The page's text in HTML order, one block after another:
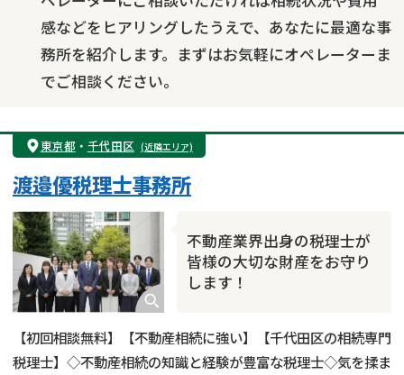
感などをヒアリングしたうえで、あなたに最適な事
務所を紹介します。まずはお気軽にオペレーターま
でご相談ください。
東京都 ・ 千代田区 (近隣エリア)
不動産業界出身の税理士が
皆様の大切な財産をお守り
します！
渡邉優税理士事務所
【初回相談無料】【不動産相続に強い】【千代田区の相続専門
税理士】◇不動産相続の知識と経験が豊富な税理士◇気を揉ま